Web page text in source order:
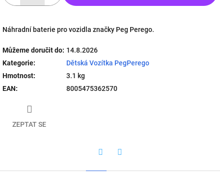
Náhradní baterie pro vozidla značky Peg Perego.
Můžeme doručit do: 14.8.2026
Kategorie:
Dětská Vozítka PegPerego
Hmotnost:
3.1 kg
EAN: 8005475362570
ZEPTAT SE